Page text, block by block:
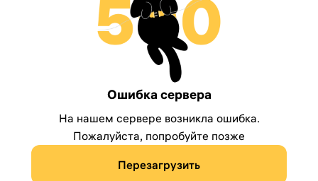
Ошибка сервера
На нашем сервере возникла ошибка.
Пожалуйста, попробуйте позже
Перезагрузить